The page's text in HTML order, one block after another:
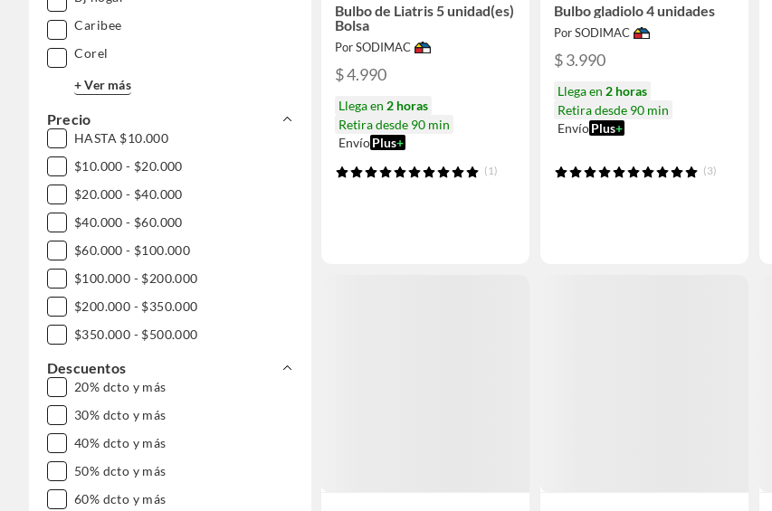
Caribee
Corel
+ Ver más
Precio
HASTA $10.000
$10.000 - $20.000
$20.000 - $40.000
$40.000 - $60.000
$60.000 - $100.000
$100.000 - $200.000
$200.000 - $350.000
$350.000 - $500.000
DESDE $1.000.000
Descuentos
20% dcto y más
30% dcto y más
40% dcto y más
50% dcto y más
60% dcto y más
Bulbo de Liatris 5 unidad(es)
Bolsa
Por SODIMAC
$ 4.990
Llega en 2 horas
Retira desde 90 min
EnvíoPlus+
(1)
Bulbo gladiolo 4 unidades
Por SODIMAC
$ 3.990
Llega en 2 horas
Retira desde 90 min
EnvíoPlus+
(3)